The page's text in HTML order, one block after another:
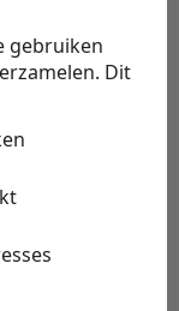
gebruiken
Dit
basis van
voor
fysieke en
en